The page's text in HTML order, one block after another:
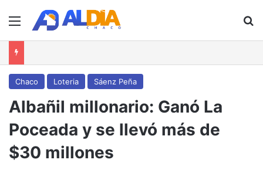
Menú
Chaco Loteria Sáenz Peña
Albañil millonario: Ganó La
Poceada y se llevó más de
$30 millones